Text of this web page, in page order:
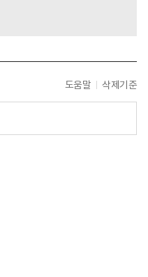
도움말 삭제기준